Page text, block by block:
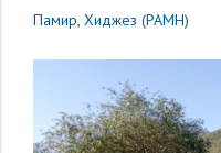
Памир, Хиджез (PAMH)